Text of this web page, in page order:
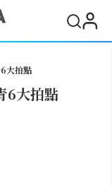
大拍點
6大拍點